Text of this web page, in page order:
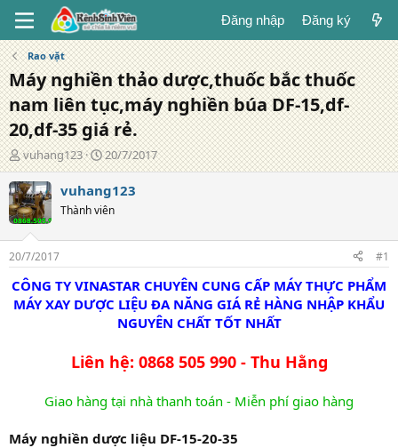
Đăng nhập Đăng ký
Rao vặt
Máy nghiền thảo dược,thuốc bắc thuốc
nam liên tục,máy nghiền búa DF-15,df-
20,df-35 giá rẻ.
T
á
c
g
i
ả
vuhang123
N
g
à
y
đ
g
20/7/2017
vuhang123
Thành viên
20/7/2017 #1
CÔNG TY VINASTAR CHUYÊN CUNG CẤP MÁY THỰC PHẨM
MÁY XAY DƯỢC LIỆU ĐA NĂNG GIÁ RẺ HÀNG NHẬP KHẨU
NGUYÊN CHẤT TỐT NHẤT
Liên hệ: 0868 505 990 - Thu Hằng
Giao hàng tại nhà thanh toán - Miễn phí giao hàng
Máy nghiền dược liệu DF-15-20-35